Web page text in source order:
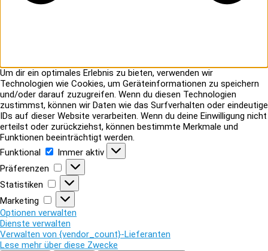
Um dir ein optimales Erlebnis zu bieten, verwenden wir
Technologien wie Cookies, um Geräteinformationen zu speichern
und/oder darauf zuzugreifen. Wenn du diesen Technologien
zustimmst, können wir Daten wie das Surfverhalten oder eindeutige
IDs auf dieser Website verarbeiten. Wenn du deine Einwilligung nicht
erteilst oder zurückziehst, können bestimmte Merkmale und
Funktionen beeinträchtigt werden.
Funktional
Funktional
Immer aktiv
Präferenzen
Präferenzen
Statistiken
Statistiken
Marketing
Marketing
Optionen verwalten
Dienste verwalten
Verwalten von {vendor_count}-Lieferanten
Lese mehr über diese Zwecke